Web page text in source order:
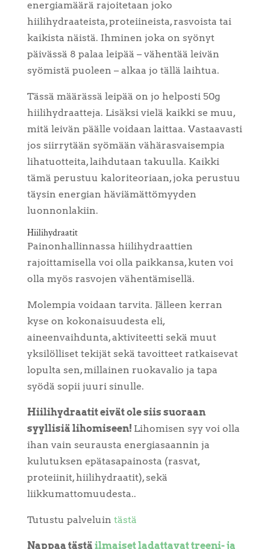
energiamäärä rajoitetaan joko
hiilihydraateista, proteiineista, rasvoista tai
kaikista näistä. Ihminen joka on syönyt
päivässä 8 palaa leipää – vähentää leivän
syömistä puoleen – alkaa jo tällä laihtua.
Tässä määrässä leipää on jo helposti 50g
hiilihydraatteja. Lisäksi vielä kaikki se muu,
mitä leivän päälle voidaan laittaa. Vastaavasti
jos siirrytään syömään vähärasvaisempia
lihatuotteita, laihdutaan takuulla. Kaikki
tämä perustuu kaloriteoriaan, joka perustuu
täysin energian häviämättömyyden
luonnonlakiin.
Hiilihydraatit
Painonhallinnassa hiilihydraattien
rajoittamisella voi olla paikkansa, kuten voi
olla myös rasvojen vähentämisellä.
Molempia voidaan tarvita. Jälleen kerran
kyse on kokonaisuudesta eli,
aineenvaihdunta, aktiviteetti sekä muut
yksilölliset tekijät sekä tavoitteet ratkaisevat
lopulta sen, millainen ruokavalio ja tapa
syödä sopii juuri sinulle.
Hiilihydraatit eivät ole siis suoraan
syyllisiä lihomiseen! Lihomisen syy voi olla
ihan vain seurausta energiasaannin ja
kulutuksen epätasapainosta (rasvat,
proteiinit, hiilihydraatit), sekä
liikkumattomuudesta..
Tutustu palveluin tästä
Nappaa tästä ilmaiset ladattavat treeni- ja